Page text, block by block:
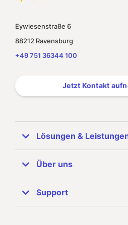
Eywiesenstraße 6
88212 Ravensburg
+49 751 36344 100
Jetzt Kontakt
Lösungen &
ERP Systeme
SAP Business One
Referenzen
Über uns
Unternehmen
SAP Partner
Support